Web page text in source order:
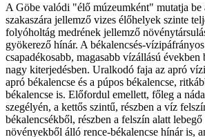
A Göbe valódi "élő múzeumként" mutatja be
szakaszára jellemző vizes élőhelyek szinte
folyóholtág medrének jellemző
gyökerező hínár. A békalencsés-
csapadékosabb, magasabb vízállású
nagy kiterjedésben. Uralkodó faja az apró
apró békalencse és a púpos békalencse,
békalencse is. Előfordul emellett, főleg a
szegélyén, a kettős szintű, részben a víz
békalencsékből, részben a felszín alatt
növényekből álló rence-békalencse hínár is,